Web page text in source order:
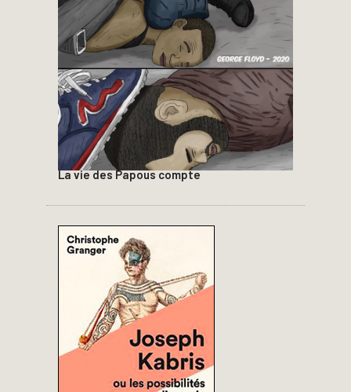
La vie des Papous compte